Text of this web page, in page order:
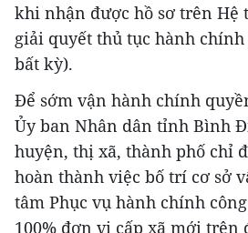
khi nhận được hồ sơ trên Hệ
giải quyết thủ tục hành
bất kỳ).
Để sớm vận hành chính
Ủy ban Nhân dân tỉnh Bình
huyện, thị xã, thành phố chỉ
hoàn thành việc bố trí cơ sở
tâm Phục vụ hành chính
100% đơn vị cấp xã mới trên